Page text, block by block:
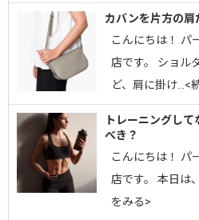
カバンを片方の
こんにちは！ パ
店です。 ショル
ど、肩に掛け…<
トレーニングし
べき？
こんにちは！ パ
店です。 本日は
をみる>